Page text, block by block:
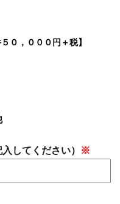
，０００円＋税】
してください） ※